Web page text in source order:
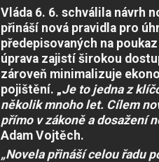
Vláda 6. 6. schválila návrh
přináší nová pravidla pro
předepisovaných na
úprava zajistí širokou
zároveň minimalizuje
pojištění. „Je to jedna z
několik mnoho let. Cílem
přímo v zákoně a dosažení
Adam Vojtěch.
„Novela přináší celou řadu